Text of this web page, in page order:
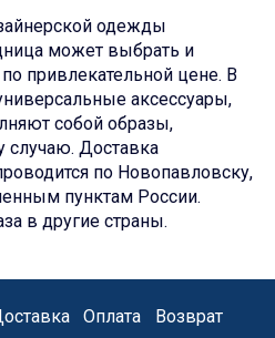
одежды
может выбрать и
привлекательной цене. В
аксессуары,
собой образы,
Доставка
по Новопавловску,
пунктам России.
в другие страны.
Оплата Возврат